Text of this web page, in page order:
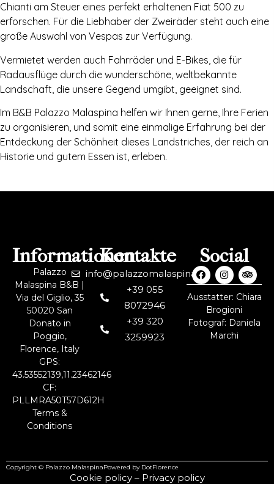
Chianti am Steuer eines perfekt erhaltenen Fiat 500 zu
erforschen. Für die Liebhaber der Zweiräder steht auch eine
große Auswahl von Vespas zur Verfügung.
Vermietet werden auch Fahrräder und E-Bikes, die für
Radausflüge durch die wunderschöne, weltbekannte
Landschaft, die unsere Gegend umgibt, geeignet sind.
Im B&B Palazzo Malaspina helfen wir Ihnen gerne, Ihre Ferien
zu organisieren, und somit eine einmalige Erfahrung bei der
Entdeckung der Schönheit dieses Landstriches, der reich an
Historie und gutem Essen ist, erleben.
Informationen
Palazzo
Malaspina B&B |
Via del Giglio, 35
50020 San
Donato in
Poggio,
Florence, Italy
GPS:
43.53552139,11.23462146
CF:
PLLMRA50T57D612H
Terms &
Conditions
Kontakte
info@palazzomalaspina.it
+39 055
8072946
+39 320
3259923
Social
Ausstatter: Chiara
Brogioni
Fotograf: Daniela
Marchi
Copyright © Palazzo MalaspinaPowered by DotFlorence
Cookie policy– Privacy policy